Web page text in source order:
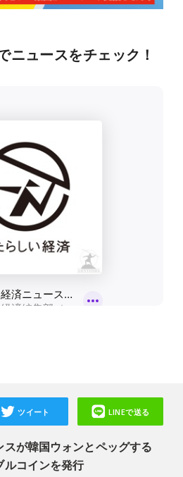
ニュースをチェック！
スが韓国ウォンとペッグする
ルコインを発行
ツイート LINEで送る